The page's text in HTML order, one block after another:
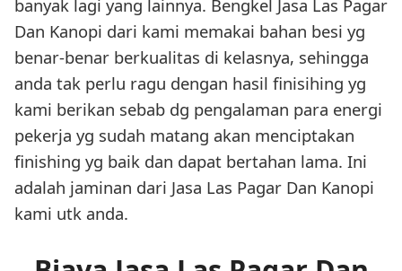
banyak lagi yang lainnya. Bengkel Jasa Las Pagar
Dan Kanopi dari kami memakai bahan besi yg
benar-benar berkualitas di kelasnya, sehingga
anda tak perlu ragu dengan hasil finisihing yg
kami berikan sebab dg pengalaman para energi
pekerja yg sudah matang akan menciptakan
finishing yg baik dan dapat bertahan lama. Ini
adalah jaminan dari Jasa Las Pagar Dan Kanopi
kami utk anda.